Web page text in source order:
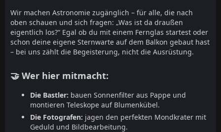
Wir machen Astronomie zugänglich – für alle, die nach
oben schauen und sich fragen: „Was ist da draußen
eigentlich los?“ Egal ob du mit einem Fernglas startest oder
schon deine eigene Sternwarte auf dem Balkon gebaut hast
– bei uns zählt die Begeisterung, nicht die Ausrüstung.
🤝 Wer hier mitmacht:
Die Bastler: bauen Sonnenfilter aus Pappe und
montieren Teleskope auf Blumenkübel.
Die Fotografen: jagen den perfekten Mondkrater mit
Geduld und Bildbearbeitung.